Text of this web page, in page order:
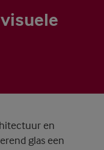
en
glas een